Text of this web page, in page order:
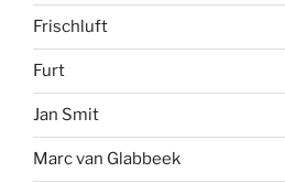
Frischluft
Furt
Jan Smit
Marc van Glabbeek